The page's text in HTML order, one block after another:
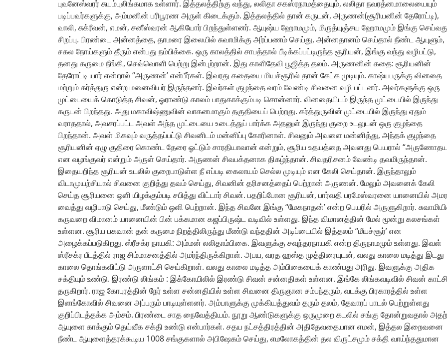
புவனேஸ்வரர் சுயம்புலிங்கமாக உள்ளார். இத்தலத்திற்கு வந்து, லலிதா சகஸ்ரநாமத்தையும், லலிதா நவரத்னமாலையையும்
படிப்பவர்களுக்கு, அம்மனின் பரிபூரண அருள் கிடைக்கும். இத்தலத்தில் தான் கருடன், அருணன்(சூரியனின் தேரோட்டி),
வாலி, சுக்ரீவன், எமன், சனீஸ்வரன் ஆகியோர் பிறந்துள்ளனர். ஆயுஷ்ய ஹோமமும், மிருத்யுஞ்சய ஹோமமும் இங்கு
சிறப்பு. பிரண்டை அன்னத்தை, தாமரை இலையில் சுவாமிக்கு அர்ப்பணம் செய்து, அன்னதானம் செய்தால் நீண்ட ஆயுளும்,
சகல நோய்களும் தீரும் என்பது நம்பிக்கை. ஒரு காலத்தில் சாபத்தால் பீடிக்கப்பட்டிருந்த சூரியன், இங்கு வந்து வழிபட்டு,
தனது கருமை நீங்கி, செவ்வொளி பெற்று இன்புற்றான். இது காளிதேவி பூஜித்த தலம். அருணனின் கதை: சூரியனின்
தேரோட்டி யார் என்றால் “அருணன்’ என்பீர்கள். இவரது கதையை மியச்சூரில் தான் கேட்க முடியும். காஷ்யபருக்கு வினதை
மற்றும் கர்த்துரு என்ற மனைவியர் இருந்தனர். இவர்கள் குழந்தை வரம் வேண்டி சிவனை வழி பட்டனர். அவர்களுக்கு ஒரு
முட்டையைக் கொடுத்த சிவன், ஓராண்டு காலம் பாதுகாக்கும்படி சொன்னார். வினதையிடம் இருந்த முட்டையில் இருந்து
கருடன் பிறந்தது. அது மகாவிஷ்ணுவின் வாகனமாகும் தகுதியைப் பெற்றது. கர்த்துருவின் முட்டையில் இருந்து ஏதும்
வராததால், அவசரப்பட்ட அவள் அந்த முட்டையை உடைத்துப் பார்க்க அதனுள் இருந்து குறை உடலுடன் ஒரு குழந்தை
பிறந்தான். அவள் மிகவும் வருத்தப்பட்டு சிவனிடம் மன்னிப்பு கோரினாள். சிவனும் அவளை மன்னித்து, அந்தக் குழந்தை
சூரியனின் ஏழு குதிரை கொண்ட தேரை ஓட்டும் சாரதியாவான் என்றும், சூரிய உதயத்தை அவனது பெயரால்
என வழங்குவர் என்றும் அருள் செய்தார். அருணன் சிவபக்தனாக திகழ்ந்தான். சிவதரிசனம் வேண்டி தவமிருந்தான்.
இதையறிந்த சூரியன் உடலில் குறைபாடுள்ள நீ எப்படி கைலாயம் செல்ல முடியும் என கேலி செய்தான். இருந்தாலும்
விடாமுயற்சியால் சிவனை குறித்து தவம் செய்து, சிவனின் தரிசனத்தைப் பெற்றான் அருணன். மேலும் அவனைக் கேலி
செய்த சூரியனை ஒளி யிழக்கும்படி சபித்து விட்டார் சிவன். பதறிப்போன சூரியன், பார்வதி பரமேஸ்வரனை யானையில் அமர
வைத்து வழிபாடு செய்து, மீண்டும் ஒளி பெற்றான். இந்த சிவனே இங்கு “மேகநாதன்’ என்ற பெயரில் அருளுகிறார்.
கருவறை விமானம் யானையின் பின் பக்கமான கஜப்பிருஷ்ட வடிவில் உள்ளது. இந்த விமானத்தின் மேல் மூன்று கலசங்கள்
உள்ளன. சூரிய பகவான் தன் கருமை நிறத்திலிருந்து மீண்டு வந்ததின் அடிப்டையில் இத்தலம் “மீயச்சூர்’ என
அழைக்கப்படுகிறது. ஸ்ரீசக்ர நாயகி: அம்மன் லலிதாம்பிகை. இவளுக்கு சவுந்தரநாயகி என்ற திருநாமமும் உள்ளது. இவள்
ஸ்ரீசக்ர பீடத்தில் ராஜ சிம்மாசனத்தில் அமர்ந்திருக்கிறாள். அபய, வரத ஹஸ்த முத்திரையுடன், வலது காலை மடித்து இடது
காலை தொங்கவிட்டு அருளாட்சி செய்கிறாள். வலது காலை மடித்த அம்பிகையைக் காண்பது அரிது. இவளுக்கு அதிக
சக்தியும் உண்டு. இரண்டு லிங்கம் : இக்கோயிலில் இரண்டு சிவன் சன்னதிகள் உள்ளன. இங்கே லிங்கவடிவில் சிவன்
தருகிறார். ராஜ கோபுரத்தின் நேர் உள்ள சன்னதியில் உள்ள சிவனை திருஞான சம்பந்தரும், வடக்கு பிரகாரத்தில் உள்ள
இளங்கோவில் சிவனை அப்பரும் பாடியுள்ளனர். அம்பாளுக்கு முக்கியத்துவம் தரும் தலம், தேவாரப் பாடல் பெற்றுள்ளது
குறிப்பிடத்தக்க அம்சம். பிரண்டை சாத நைவேத்தியம். நூறு ஆண்டுகளுக்கு ஒருமுறை கடலில் சங்கு தோன்றுவதால்
ஆயுளை காக்கும் தெய்வீக சக்தி உண்டு என்பார்கள். சதய நட்சத்திரத்தின் அதிதேவதையான எமன், இத்தல இறைவனை
நீண்ட ஆயுளைத்தரக்கூடிய 1008 சங்குகளால் அபிஷேகம் செய்து, எமலோகத்தின் தல விருட்சமும் சக்தி வாய்ந்ததுமான